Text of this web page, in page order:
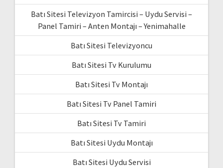
Batı Sitesi Televizyon Tamircisi – Uydu Servisi –
Panel Tamiri – Anten Montajı – Yenimahalle
Batı Sitesi Televizyoncu
Batı Sitesi Tv Kurulumu
Batı Sitesi Tv Montajı
Batı Sitesi Tv Panel Tamiri
Batı Sitesi Tv Tamiri
Batı Sitesi Uydu Montajı
Batı Sitesi Uydu Servisi